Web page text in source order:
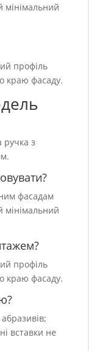
мінімальний
профіль
краю фасаду.
ручка з
фасадам
мінімальний
профіль
краю фасаду.
вставки не